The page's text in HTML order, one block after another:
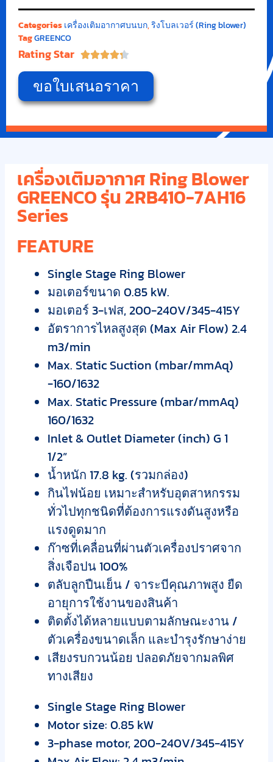
Categoriesเครื่องเติมอากาศบนบก,ริงโบลเวอร์ (Ring blower)
TagGREENCO
Rating Star 
ขอใบเสนอราคา
เครื่องเติมอากาศ Ring Blower
GREENCO รุ่น 2RB410-7AH16
Series
FEATURE
Single Stage Ring Blower
มอเตอร์ขนาด 0.85 kW.
มอเตอร์ 3-เฟส, 200-240V/345-415Y
อัตราการไหลสูงสุด (Max Air Flow) 2.4
m3/min
Max. Static Suction (mbar/mmAq)
-160/1632
Max. Static Pressure (mbar/mmAq)
160/1632
Inlet & Outlet Diameter (inch) G 1
1/2”
น้ำหนัก 17.8 kg. (รวมกล่อง)
กินไฟน้อย เหมาะสำหรับอุตสาหกรรม
ทั่วไปทุกชนิดที่ต้องการแรงดันสูงหรือ
แรงดูดมาก
ก๊าซที่เคลื่อนที่ผ่านตัวเครื่องปราศจาก
สิ่งเจือปน 100%
ตลับลูกปืนเย็น / จาระบีคุณภาพสูง ยืด
อายุการใช้งานของสินค้า
ติดตั้งได้หลายแบบตามลักษณะงาน /
ตัวเครื่องขนาดเล็ก และบำรุงรักษาง่าย
เสียงรบกวนน้อย ปลอดภัยจากมลพิศ
ทางเสียง
Single Stage Ring Blower
Motor size: 0.85 kW
3-phase motor, 200-240V/345-415Y